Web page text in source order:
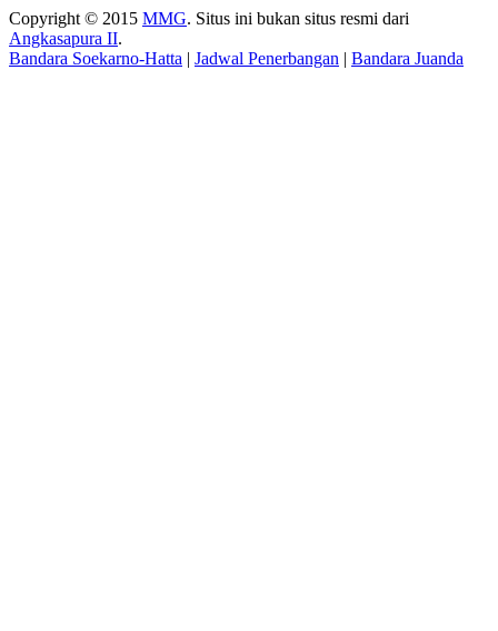
Copyright © 2015 MMG. Situs ini bukan situs resmi dari
Angkasapura II.
Bandara Soekarno-Hatta | Jadwal Penerbangan | Bandara Juanda